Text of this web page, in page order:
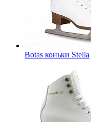
Botas коньки Stella